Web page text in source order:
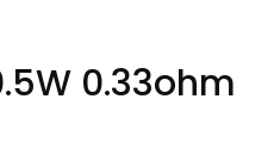
0.33ohm